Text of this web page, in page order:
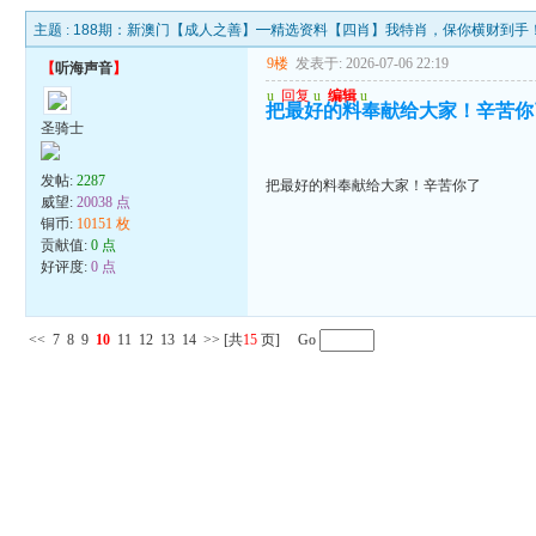
主题 : 188期：新澳门【成人之善】━精选资料【四肖】我特肖，保你横财到手
【听海声音】
圣骑士
发帖:2287
威望:20038 点
铜币: 10151 枚
贡献值:0 点
好评度:0 点
9楼 发表于: 2026-07-06 22:19
u 回复 u 编辑 u
把最好的料奉献给大家！辛苦
把最好的料奉献给大家！辛苦你了
<< 7 8 9 10 11 12 13 14 >> [共15 页] Go